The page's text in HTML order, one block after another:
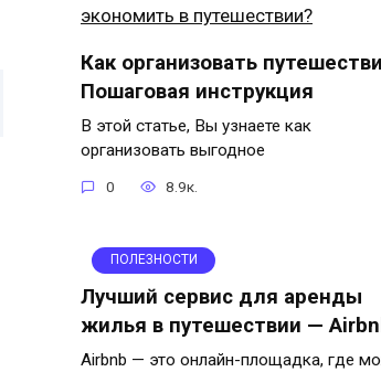
Как организовать
Пошаговая инструкция
В этой статье, Вы узнаете как
организовать выгодное
0 8.9к.
ПОЛЕЗНОСТИ
Лучший сервис для аренды
жилья в путешествии —
Airbnb — это онлайн-площадка, где